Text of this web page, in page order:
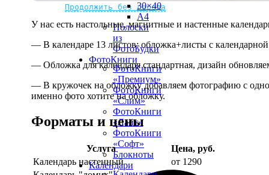
Продолжить без города
30×40
A4
Полоски
из
ФотоБудки
ФотоКниги
ФотоКниги
«Премиум»
ФотоКниги
«Слим»
ФотоКниги
«Лайт»
ФотоКниги
«Софт»
Блокноты
Календари
У нас есть настольные, магнитные и настенные
— В календаре 13 листов: обложка+листы с календарной
— Обложка для календаря стандартная, дизайн
— В кружочек на обложку добавляем фотографию с
именно фото хотите на обложку.
Форматы и цены
Услуга
Цена, руб.
Календарь настенный
от 1290